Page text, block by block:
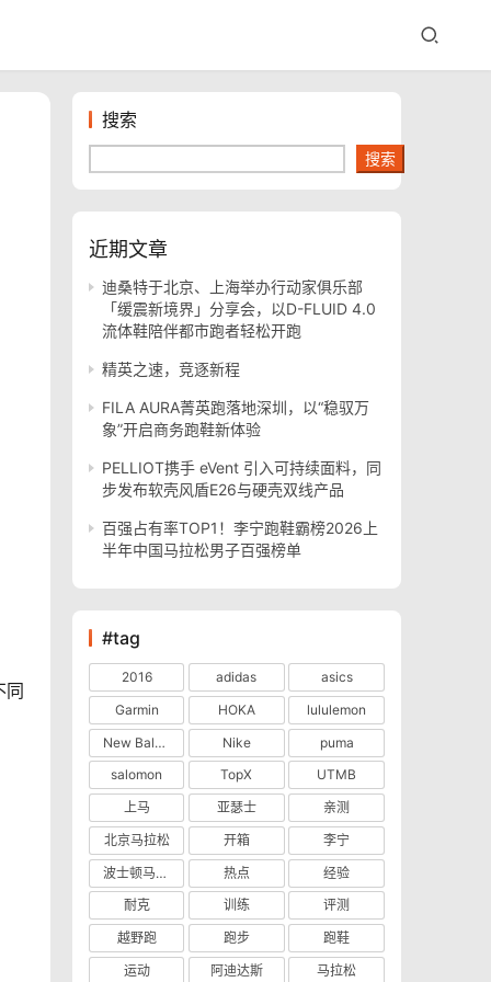
同
搜索
搜索
近期文章
迪桑特于北京、上海举办行动家俱乐部
「缓震新境界」分享会，以D-FLUID 4.0
流体鞋陪伴都市跑者轻松开跑
精英之速，竞逐新程
FILA AURA菁英跑落地深圳，以“稳驭万
象”开启商务跑鞋新体验
PELLIOT携手 eVent 引入可持续面料，同
步发布软壳风盾E26与硬壳双线产品
百强占有率TOP1！李宁跑鞋霸榜2026上
半年中国马拉松男子百强榜单
#tag
2016 adidas
asics
Garmin
HOKA
lululemon
New Balance
Nike
puma
salomon
TopX
UTMB
上马
亚瑟士
亲测
北京马拉松
开箱
李宁
波士顿马拉松
热点
经验
耐克
训练
评测
越野跑
跑步
跑鞋
运动
阿迪达斯 马拉松